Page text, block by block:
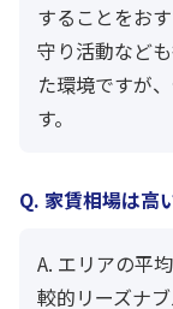
することをお
守り活動など
た環境ですが
す。
Q. 家賃相場は高
A. エリアの平
較的リーズナ